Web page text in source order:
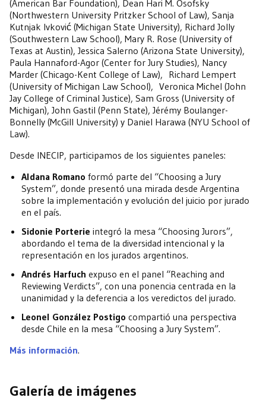
(American Bar Foundation), Dean Hari M. Osofsky
(Northwestern University Pritzker School of Law), Sanja
Kutnjak Ivković (Michigan State University), Richard Jolly
(Southwestern Law School), Mary R. Rose (University of
Texas at Austin), Jessica Salerno (Arizona State University),
Paula Hannaford-Agor (Center for Jury Studies), Nancy
Marder (Chicago-Kent College of Law), Richard Lempert
(University of Michigan Law School), Veronica Michel (John
Jay College of Criminal Justice), Sam Gross (University of
Michigan), John Gastil (Penn State), Jérémy Boulanger-
Bonnelly (McGill University) y Daniel Harawa (NYU School of
Law).
Desde INECIP, participamos de los siguientes paneles:
Aldana Romano formó parte del “Choosing a Jury
System”, donde presentó una mirada desde Argentina
sobre la implementación y evolución del juicio por jurado
en el país.
Sidonie Porterie integró la mesa “Choosing Jurors”,
abordando el tema de la diversidad intencional y la
representación en los jurados argentinos.
Andrés Harfuch expuso en el panel “Reaching and
Reviewing Verdicts”, con una ponencia centrada en la
unanimidad y la deferencia a los veredictos del jurado.
Leonel González Postigo compartió una perspectiva
desde Chile en la mesa “Choosing a Jury System”.
Más información.
Galería de imágenes